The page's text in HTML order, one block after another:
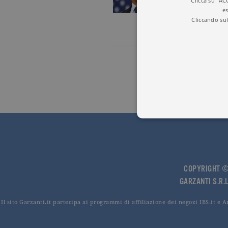
Questo
Stato
COPYRIGHT
GARZANTI
Il sito Garzanti.it partecipa ai programmi di affiliazione dei negozi IBS.it e
Cliccando
dell'account. Il sito Web
Garante, i cookie analitici
_gid